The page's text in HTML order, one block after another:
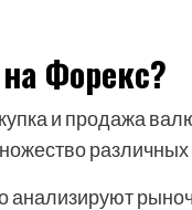
Форекс?
и продажа
анализируют